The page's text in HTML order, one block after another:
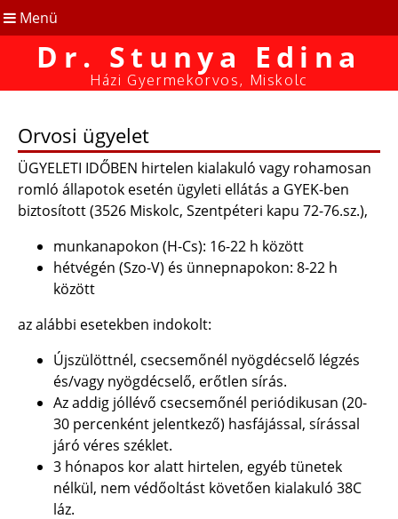
Menü
Dr. Stunya Edina
Házi Gyermekorvos, Miskolc
Orvosi ügyelet
ÜGYELETI IDŐBEN hirtelen kialakuló vagy rohamosan
romló állapotok esetén ügyleti ellátás a GYEK-ben
biztosított (3526 Miskolc, Szentpéteri kapu 72-76.sz.),
munkanapokon (H-Cs): 16-22 h között
hétvégén (Szo-V) és ünnepnapokon: 8-22 h
között
az alábbi esetekben indokolt:
Újszülöttnél, csecsemőnél nyögdécselő légzés
és/vagy nyögdécselő, erőtlen sírás.
Az addig jóllévő csecsemőnél periódikusan (20-
30 percenként jelentkező) hasfájással, sírással
járó véres széklet.
3 hónapos kor alatt hirtelen, egyéb tünetek
nélkül, nem védőoltást követően kialakuló 38C
láz.